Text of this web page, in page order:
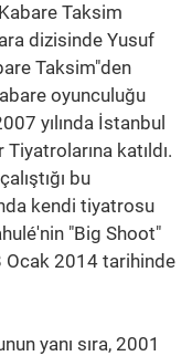
Taksim
dizisinde Yusuf
Taksim"den
oyunculuğu
yılında İstanbul
katıldı.
bu
kendi tiyatrosu
"Big Shoot"
Ocak 2014 tarihinde
yanı sıra, 2001